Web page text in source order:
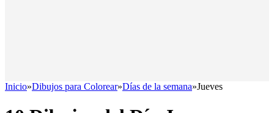
Inicio»Dibujos para Colorear»Días de la semana»Jueves